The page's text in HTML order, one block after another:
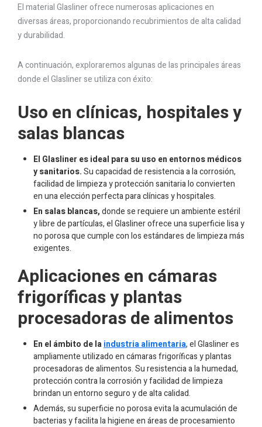
El material Glasliner ofrece numerosas aplicaciones en
diversas áreas, proporcionando recubrimientos de alta calidad
y durabilidad.
A continuación, exploraremos algunas de las principales áreas
donde el Glasliner se utiliza con éxito:
Uso en clínicas, hospitales y
salas blancas
El Glasliner es ideal para su uso en entornos médicos
y sanitarios.Su capacidad de resistencia a la corrosión,
facilidad de limpieza y protección sanitaria lo convierten
en una elección perfecta para clínicas y hospitales.
En salas blancas,donde se requiere un ambiente estéril
y libre de partículas, el Glasliner ofrece una superficie lisa y
no porosa que cumple con los estándares de limpieza más
exigentes.
Aplicaciones en cámaras
frigoríficas y plantas
procesadoras de alimentos
En el ámbito de laindustria alimentaria, el Glasliner es
ampliamente utilizado en cámaras frigoríficas y plantas
procesadoras de alimentos. Su resistencia a la humedad,
protección contra la corrosión y facilidad de limpieza
brindan un entorno seguro y de alta calidad.
Además, su superficie no porosa evita la acumulación de
bacterias y facilita la higiene en áreas de procesamiento